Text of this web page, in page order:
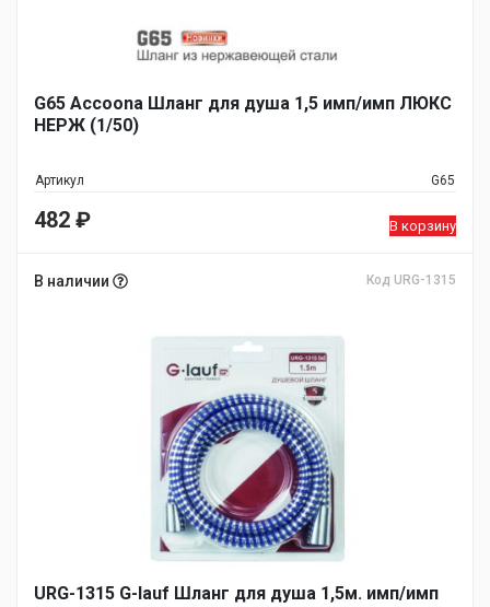
G65 Accoona Шланг для душа 1,5 имп/имп ЛЮКС
НЕРЖ (1/50)
Артикул G65
482 ₽ В корзину
В наличии Код URG-1315
URG-1315 G-lauf Шланг для душа 1,5м. имп/имп